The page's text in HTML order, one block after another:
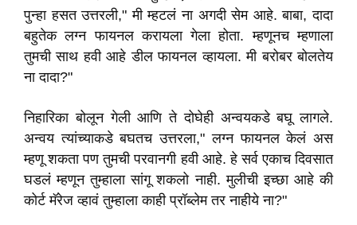
पुन्हा हसत उत्तरली," मी म्हटलं ना अगदी सेम आहे. बाबा, दादा
बहुतेक लग्न फायनल करायला गेला होता. म्हणूनच म्हणाला
तुमची साथ हवी आहे डील फायनल व्हायला. मी बरोबर बोलतेय
ना दादा?"
निहारिका बोलून गेली आणि ते दोघेही अन्वयकडे बघू लागले.
अन्वय त्यांच्याकडे बघतच उत्तरला," लग्न फायनल केलं अस
म्हणू शकता पण तुमची परवानगी हवी आहे. हे सर्व एकाच दिवसात
घडलं म्हणून तुम्हाला सांगू शकलो नाही. मुलीची इच्छा आहे की
कोर्ट मॅरेज व्हावं तुम्हाला काही प्रॉब्लेम तर नाहीये ना?"